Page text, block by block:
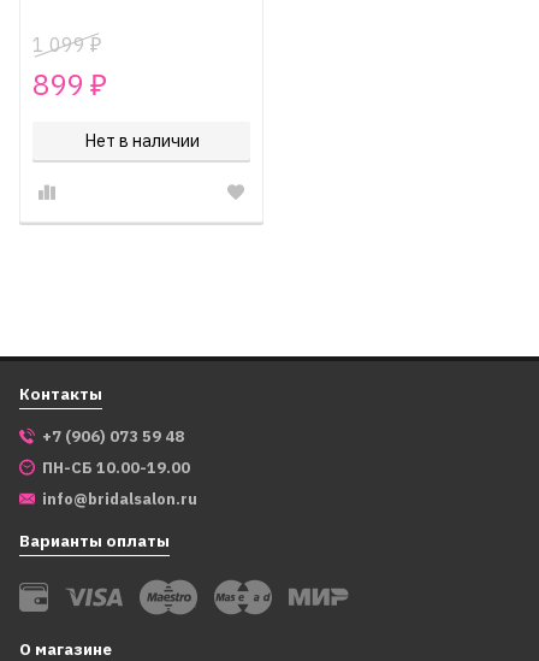
1 099₽
899 ₽
Нет в наличии
Контакты
+7 (906) 073 59 48
ПН-СБ 10.00-19.00
info@bridalsalon.ru
Варианты оплаты
О магазине